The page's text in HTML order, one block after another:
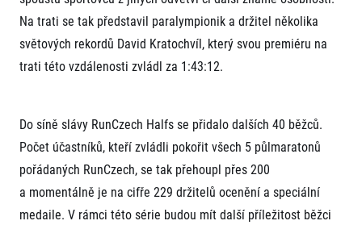
Na trati se tak představil paralympionik a držitel několika
světových rekordů David Kratochvíl, který svou premiéru na
trati této vzdálenosti zvládl za 1:43:12.
Do síně slávy RunCzech Halfs se přidalo dalších 40 běžců.
Počet účastníků, kteří zvládli pokořit všech 5 půlmaratonů
pořádaných RunCzech, se tak přehoupl přes 200
a momentálně je na cifře 229 držitelů ocenění a speciální
medaile. V rámci této série budou mít další příležitost běžci